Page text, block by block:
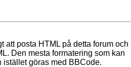
att posta HTML på detta forum och
Den mesta formatering som kan
istället göras med BBCode.